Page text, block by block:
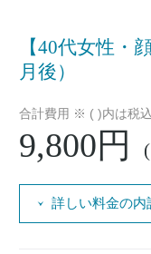
【40代女性・
月後）
合計費用 ※ ( )内は税
9,800円
詳しい料金の内